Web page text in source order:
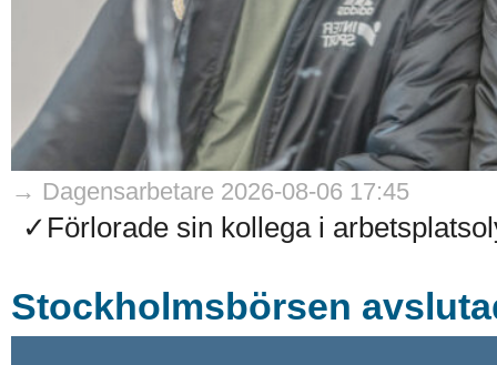
→ Dagensarbetare 2026-08-06 17:45
✓Förlorade sin kollega i
Stockholmsbörsen